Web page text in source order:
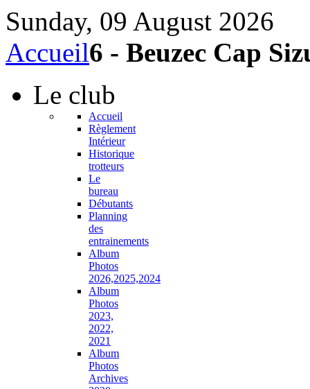
Sunday, 09 August 2026
Accueil6 - Beuzec Cap
Le club
Accueil
Règlement
Intérieur
Historique
trotteurs
Le
bureau
Débutants
Planning
des
entrainements
Album
Photos
2026,2025,2024
Album
Photos
2023,
2022,
2021
Album
Photos
Archives